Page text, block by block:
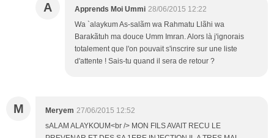
A Apprends Moi Ummi 28/06/2015 12:22
Wa `alaykum As-salãm wa Rahmatu Llãhi wa
Barakãtuh ma douce Umm Imran. Alors là j'ignorais
totalement que l'on pouvait s'inscrire sur une liste
d'attente ! Sais-tu quand il sera de retour ?
M Meryem 27/06/2015 12:52
sALAM ALAYKOUM<br /> MON FILS AVAIT RECU LE